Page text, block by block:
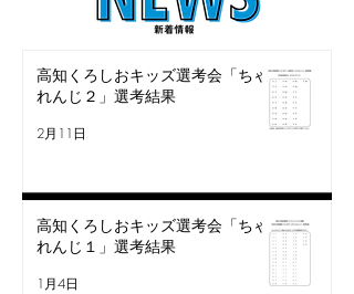
高知くろしおキッズ選考会「ちゃ
れんじ２」選考結果
2月11日
高知くろしおキッズ選考会「ちゃ
れんじ１」選考結果
1月4日